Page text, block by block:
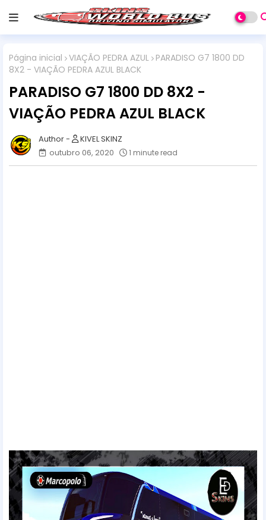
Página inicial VIAÇÃO PEDRA AZUL PARADISO G7 1800 DD
8X2 - VIAÇÃO PEDRA AZUL BLACK
PARADISO G7 1800 DD 8X2 -
VIAÇÃO PEDRA AZUL BLACK
KIVEL SKINZ
outubro 06, 2020
1 minute read